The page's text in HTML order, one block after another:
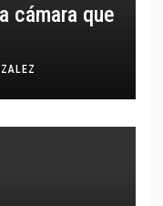
cámara que